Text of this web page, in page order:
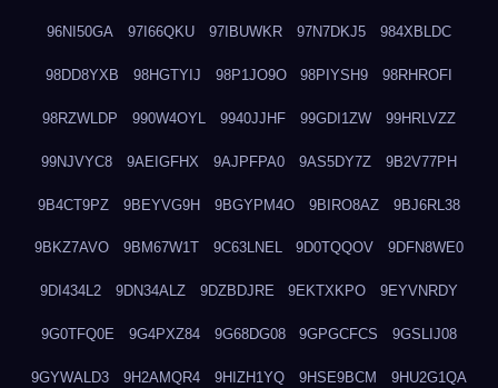
96NI50GA 97I66QKU 97IBUWKR 97N7DKJ5 984XBLDC
98DD8YXB 98HGTYIJ 98P1JO9O 98PIYSH9 98RHROFI
98RZWLDP 990W4OYL 9940JJHF 99GDI1ZW 99HRLVZZ
99NJVYC8 9AEIGFHX 9AJPFPA0 9AS5DY7Z 9B2V77PH
9B4CT9PZ 9BEYVG9H 9BGYPM4O 9BIRO8AZ 9BJ6RL38
9BKZ7AVO 9BM67W1T 9C63LNEL 9D0TQQOV 9DFN8WE0
9DI434L2 9DN34ALZ 9DZBDJRE 9EKTXKPO 9EYVNRDY
9G0TFQ0E 9G4PXZ84 9G68DG08 9GPGCFCS 9GSLIJ08
9GYWALD3 9H2AMQR4 9HIZH1YQ 9HSE9BCM 9HU2G1QA